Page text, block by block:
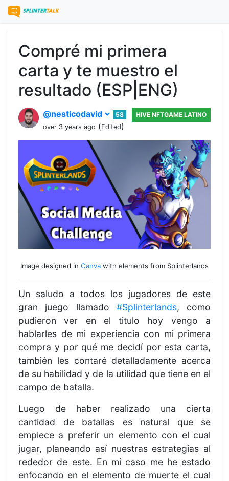
Compré mi primera
carta y te muestro el
resultado (ESP|ENG)
@nesticodavid
58
over 3 years ago (Edited)
HIVE NFTGAME LATINO
Image designed in Canva with elements from Splinterlands
Un saludo a todos los jugadores de este
gran juego llamado #Splinterlands, como
pudieron ver en el titulo hoy vengo a
hablarles de mi experiencia con mi primera
compra y por qué me decidí por esta carta,
también les contaré detalladamente acerca
de su habilidad y de la utilidad que tiene en el
campo de batalla.
Luego de haber realizado una cierta
cantidad de batallas es natural que se
empiece a preferir un elemento con el cual
jugar, planeando así nuestras estrategias al
rededor de este. En mi caso me he estado
enfocando en el elemento de muerte el cual